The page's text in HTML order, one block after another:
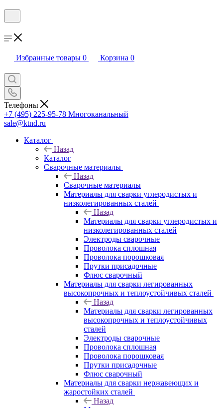
Избранные товары 0 Корзина 0
Телефоны
+7 (495) 225-95-78 Многоканальный
sale@ktnd.ru
Каталог
Назад
Каталог
Сварочные материалы
Назад
Сварочные материалы
Материалы для сварки углеродистых и
низколегированных сталей
Назад
Материалы для сварки углеродистых и
низколегированных сталей
Электроды сварочные
Проволока сплошная
Проволока порошковая
Прутки присадочные
Флюс сварочный
Материалы для сварки легированных
высокопрочных и теплоустойчивых сталей
Назад
Материалы для сварки легированных
высокопрочных и теплоустойчивых
сталей
Электроды сварочные
Проволока сплошная
Проволока порошковая
Прутки присадочные
Флюс сварочный
Материалы для сварки нержавеющих и
жаростойких сталей
Назад